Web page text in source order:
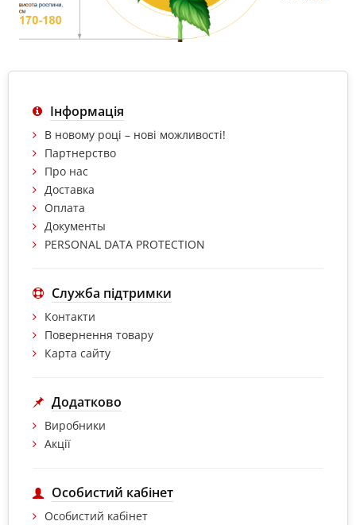
Інформація
В новому році – нові можливості!
Партнерство
Про нас
Доставка
Оплата
Документы
PERSONAL DATA PROTECTION
Служба підтримки
Контакти
Повернення товару
Карта сайту
Додатково
Виробники
Акції
Особистий кабінет
Особистий кабінет